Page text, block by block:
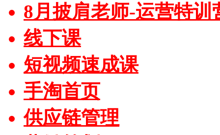
8月披肩老师-运营特训
线下课
短视频速成课
手淘首页
供应链管理